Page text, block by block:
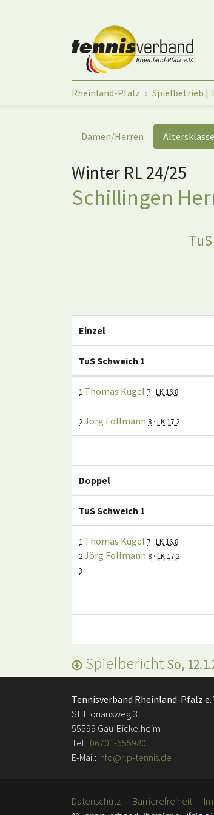
Sie sind hier:
Rheinland-Pfalz Spielbetrieb |
Damen/Herren
Winter RL 24/25
Schillingen
Einzel
TuS Schweich 1
1 Thomas Kugel 7 · LK 16.8
2Jörg Follmann 8 · LK 17.2
Doppel
TuS Schweich 1
1 Thomas Kugel 7 · LK 16.8
2Jörg Follmann 8 · LK 17.2
3
Spielbericht So,
Tennisverband Rheinland-Pfalz e.
St. Floriansweg 3
55599 Gau-Bickelheim
Tel.: 06701-655980
E-Mail: info@rlp-tennis.de
Datenschutz Barrierefreiheit